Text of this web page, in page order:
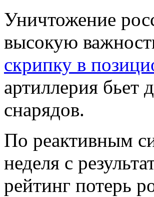
Уничтожение
высокую
скрипку в
артиллерия бьет
снарядов.
По реактивным
неделя с
рейтинг потерь